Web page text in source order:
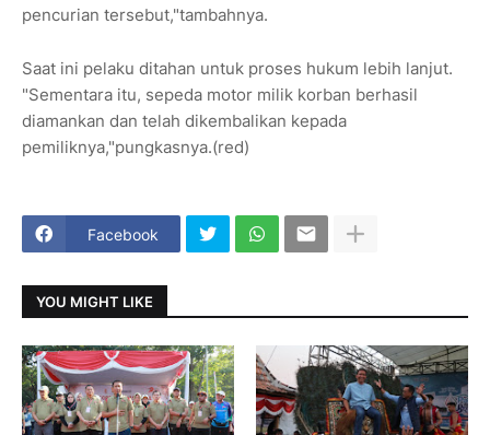
pencurian tersebut,"tambahnya.
Saat ini pelaku ditahan untuk proses hukum lebih lanjut.
"Sementara itu, sepeda motor milik korban berhasil
diamankan dan telah dikembalikan kepada
pemiliknya,"pungkasnya.(red)
Facebook
YOU MIGHT LIKE